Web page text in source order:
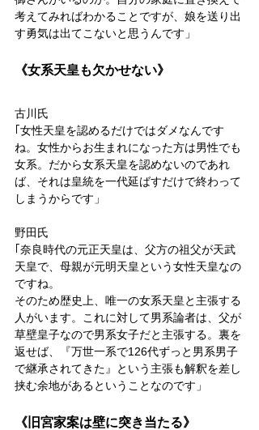
考えてみればわかることですが、娘を送り出
す勇気は出てこないと思うんです」
《女系天皇も欠かせない》
古川氏
｢女性天皇を認めるだけではダメなんです
ね。女性からお生まれになった方は男性でも
女系。だから女系天皇を認めないのであれ
ば、それは皇統を一代延ばすだけで終わって
しまうからです」
野田氏
｢奈良時代の元正天皇は、父方の祖父が天武
天皇で、母親が元明天皇という女性天皇なの
ですね。
そのため歴史上、唯一の女系天皇と主張する
人がいます。これに対して男系論者は、父が
草壁皇子なので男系女子だと主張する。裏を
返せば、『万世一系で126代ずっと男系男子
で継承されてきた』という主張も解釈を差し
挟む余地があるということなのです」
《旧宮家案は壁に突き当たる》